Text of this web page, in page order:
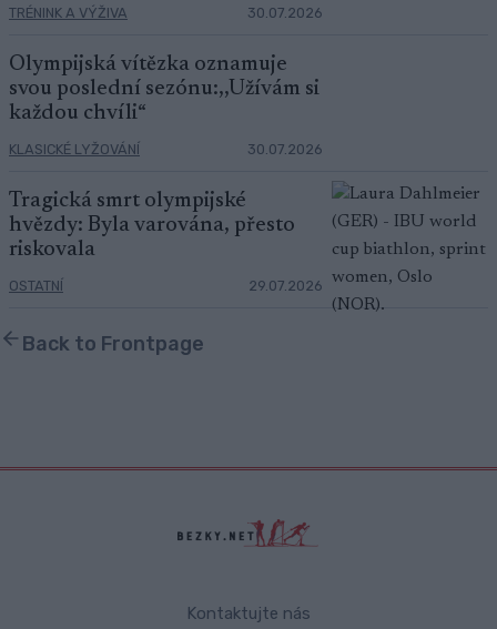
TRÉNINK A VÝŽIVA 30.07.2026
Olympijská vítězka oznamuje
svou poslední sezónu:,,Užívám si
každou chvíli“
KLASICKÉ LYŽOVÁNÍ 30.07.2026
Tragická smrt olympijské
hvězdy: Byla varována, přesto
riskovala
OSTATNÍ 29.07.2026
Back to Frontpage
Kontaktujte nás